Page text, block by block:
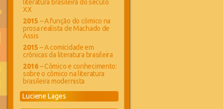
literatura brasileira do século
XX
2015 – A função do cômico na
prosa realista de Machado de
Assis
2015 – A comicidade em
crônicas da literatura brasileira
2016– Cômico e conhecimento:
sobre o cômico na literatura
brasileira modernista
Luciene Lages